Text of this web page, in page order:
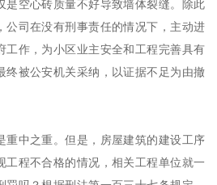
是空心砖质量不好导致墙体裂缝。除此
公司在没有刑事责任的情况下，主动进
工作，为小区业主安全和工程完善具有
终被公安机关采纳，以证据不足为由撤
重中之重。但是，房屋建筑的建设工序
工程不合格的情况，相关工程单位就一